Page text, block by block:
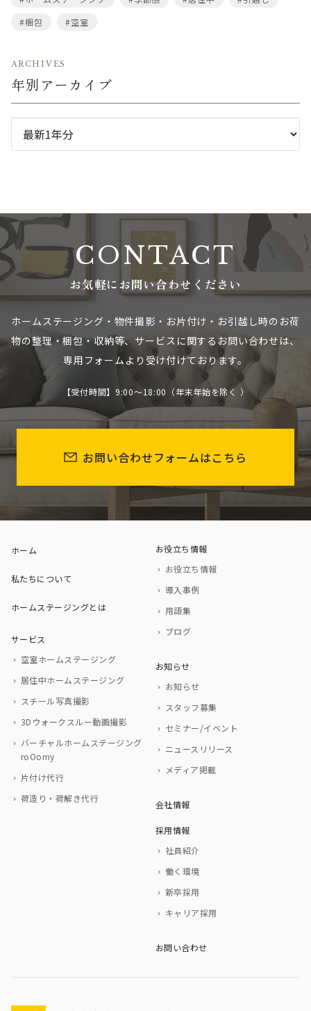
#梱包
#空室
ARCHIVES
年別アーカイブ
CONTACT
お気軽にお問い合わせください
ホームステージング・物件撮影・お片付け・お引越し時のお荷
物の整理・梱包・収納等、 サービスに関するお問い合わせは、
専用フォームより受け付けております。
【受付時間】9:00～18:00（年末年始を除く ）
お問い合わせフォームはこちら
ホーム
私たちについて
ホームステージングとは
サービス
空室ホームステージング
居住中ホームステージング
スチール写真撮影
3Dウォークスルー動画撮影
バーチャルホームステージング
roOomy
片付け代行
荷造り・荷解き代行
お役立ち情報
お役立ち情報
導入事例
用語集
ブログ
お知らせ
お知らせ
スタッフ募集
セミナー/イベント
ニュースリリース
メディア掲載
会社情報
採用情報
社員紹介
働く環境
新卒採用
キャリア採用
お問い合わせ